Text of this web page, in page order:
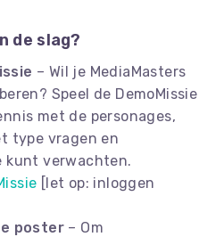
de slag?
– Wil je MediaMasters
Speel de DemoMissie
met de personages,
type vragen en
kunt verwachten.
[let op: inloggen
poster – Om